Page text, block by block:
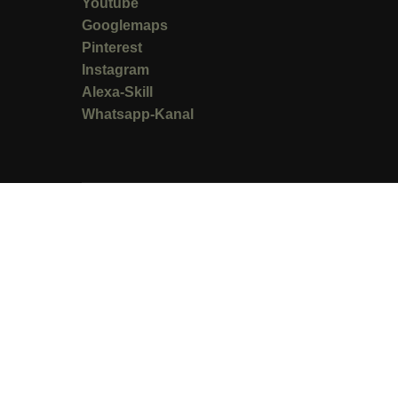
Youtube
Googlemaps
Pinterest
Instagram
Alexa-Skill
Whatsapp-Kanal